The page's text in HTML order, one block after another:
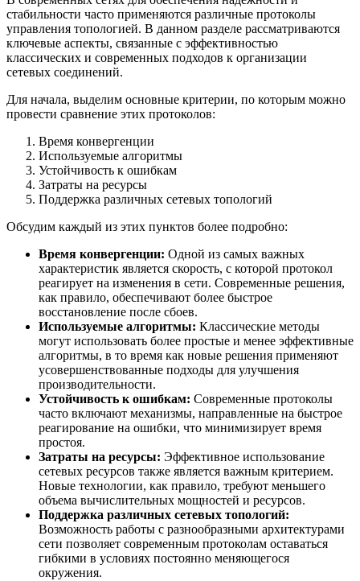
стабильности часто применяются различные протоколы
управления топологией. В данном разделе рассматриваются
ключевые аспекты, связанные с эффективностью
классических и современных подходов к организации
сетевых соединений.
Для начала, выделим основные критерии, по которым можно
провести сравнение этих протоколов:
Время конвергенции
Используемые алгоритмы
Устойчивость к ошибкам
Затраты на ресурсы
Поддержка различных сетевых топологий
Обсудим каждый из этих пунктов более подробно:
Время конвергенции: Одной из самых важных
характеристик является скорость, с которой протокол
реагирует на изменения в сети. Современные решения,
как правило, обеспечивают более быстрое
восстановление после сбоев.
Используемые алгоритмы: Классические методы
могут использовать более простые и менее эффективные
алгоритмы, в то время как новые решения применяют
усовершенствованные подходы для улучшения
производительности.
Устойчивость к ошибкам: Современные протоколы
часто включают механизмы, направленные на быстрое
реагирование на ошибки, что минимизирует время
простоя.
Затраты на ресурсы: Эффективное использование
сетевых ресурсов также является важным критерием.
Новые технологии, как правило, требуют меньшего
объема вычислительных мощностей и ресурсов.
Поддержка различных сетевых топологий:
Возможность работы с разнообразными архитектурами
сети позволяет современным протоколам оставаться
гибкими в условиях постоянно меняющегося
окружения.